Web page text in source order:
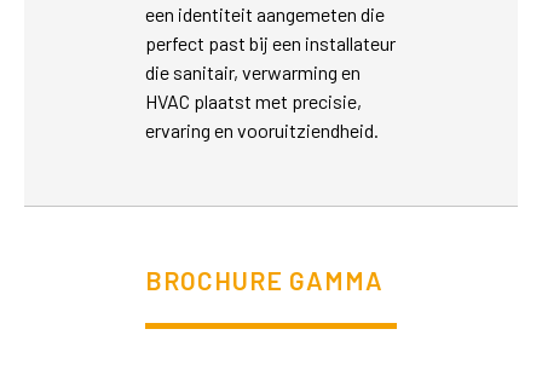
een identiteit aangemeten die
perfect past bij een installateur
die sanitair, verwarming en
HVAC plaatst met precisie,
ervaring en vooruitziendheid.
BROCHURE GAMMA